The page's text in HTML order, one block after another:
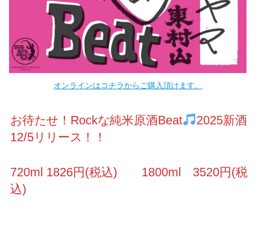
オンラインはコチラからご購入頂けます。
お待たせ！Rockな純米原酒Beat
2025新酒
12/5リリース！！
720ml 1826円(税込) 1800ml 3520円(税
込)